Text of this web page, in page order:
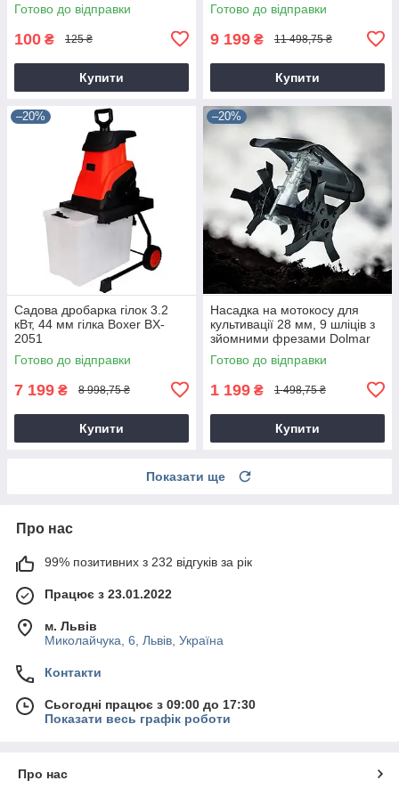
Готово до відправки
100 ₴ 125 ₴
Купити
Готово до відправки
9 199 ₴ 11 498,75 ₴
Купити
–20%
Садова дробарка гілок 3.2
кВт, 44 мм гілка Boxer BX-
2051
Готово до відправки
7 199 ₴ 8 998,75 ₴
Купити
–20%
Насадка на мотокосу для
культивації 28 мм, 9 шліців з
зйомними фрезами Dolmar
9T28
Готово до відправки
1 199 ₴ 1 498,75 ₴
Купити
Показати ще
Про нас
99% позитивних з 232 відгуків за рік
Працює з 23.01.2022
м. Львів
Миколайчука, 6, Львів, Україна
Контакти
Сьогодні працює з 09:00 до 17:30
Показати весь графік роботи
Про нас